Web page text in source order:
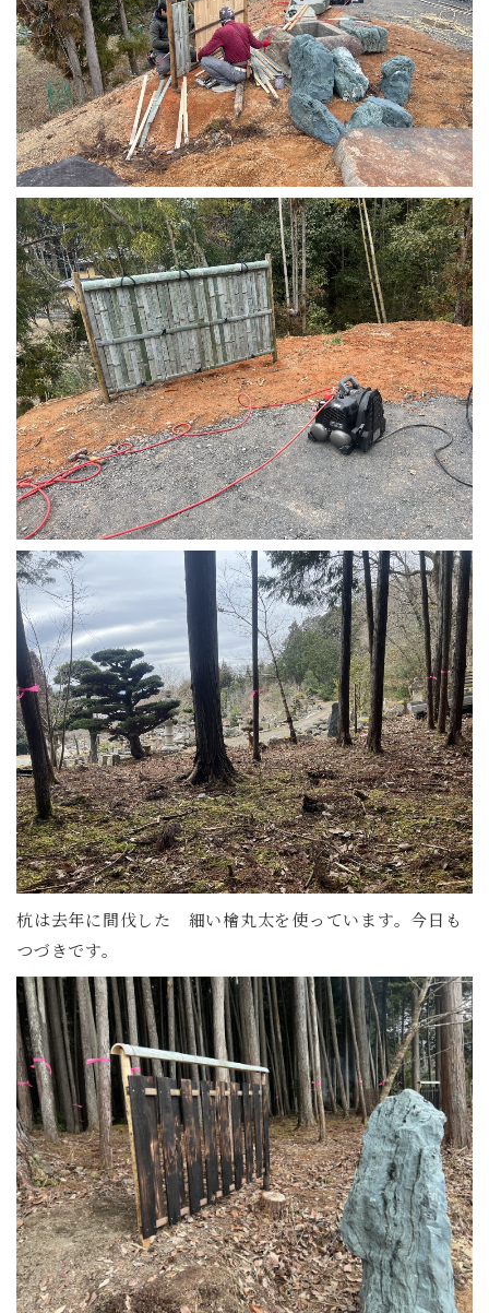
杭は去年に間伐した 細い檜丸太を使っています。今日も
つづきです。